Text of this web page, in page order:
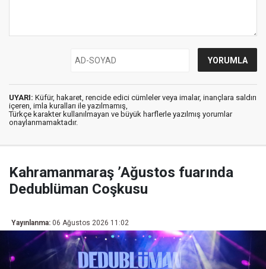
UYARI: Küfür, hakaret, rencide edici cümleler veya imalar, inançlara saldırı
içeren, imla kuralları ile yazılmamış,
Türkçe karakter kullanılmayan ve büyük harflerle yazılmış yorumlar
onaylanmamaktadır.
Kahramanmaraş ’Ağustos fuarında
Dedublüman Coşkusu
Yayınlanma: 06 Ağustos 2026 11:02